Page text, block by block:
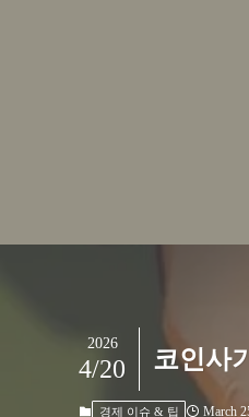
코인사
2026
4/20
경제 이슈 & 팁 March